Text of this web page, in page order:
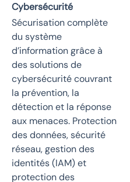
Cybersécurité
Sécurisation complète
du système
d’information grâce à
des solutions de
cybersécurité couvrant
la prévention, la
détection et la réponse
aux menaces. Protection
des données, sécurité
réseau, gestion des
identités (IAM) et
protection des